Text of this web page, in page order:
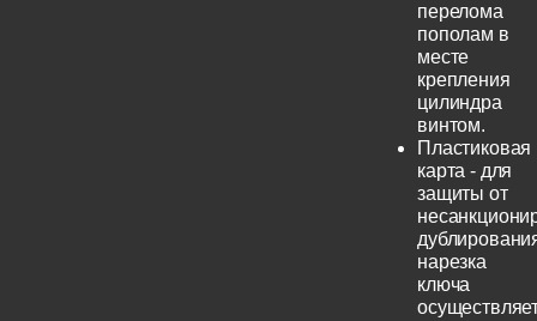
перелома
пополам в
месте
крепления
цилиндра
винтом.
Пластиковая
карта - для
защиты от
нарезка
ключа